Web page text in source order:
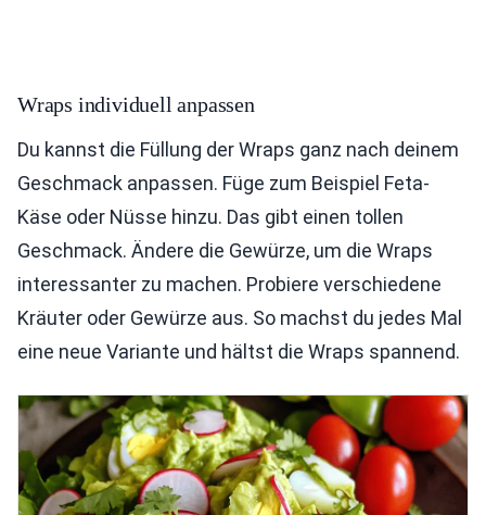
Wraps individuell anpassen
Du kannst die Füllung der Wraps ganz nach deinem
Geschmack anpassen. Füge zum Beispiel Feta-
Käse oder Nüsse hinzu. Das gibt einen tollen
Geschmack. Ändere die Gewürze, um die Wraps
interessanter zu machen. Probiere verschiedene
Kräuter oder Gewürze aus. So machst du jedes Mal
eine neue Variante und hältst die Wraps spannend.